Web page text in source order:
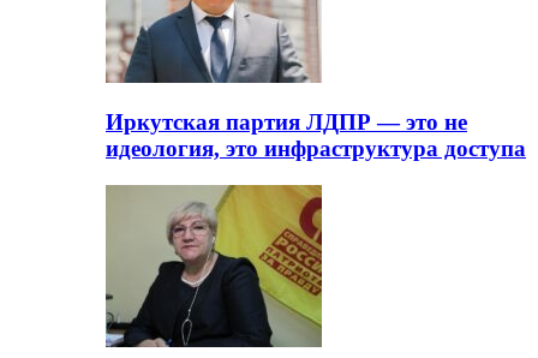
Иркутская партия ЛДПР — это не
идеология, это инфраструктура доступа